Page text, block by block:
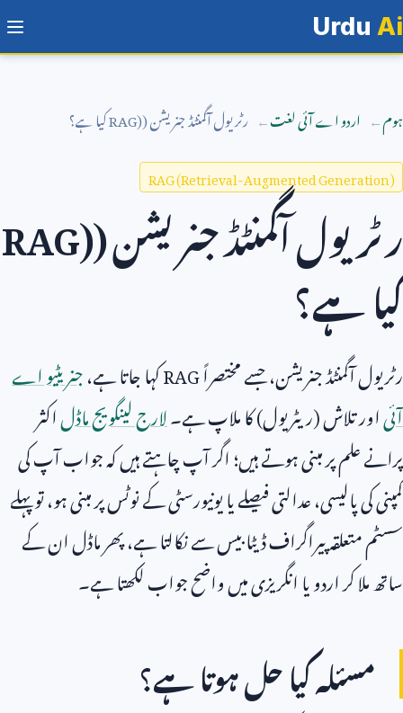
Urdu Ai
ہوم اردو اے آئی لغت رٹریول آگمنٹڈ جنریشن (RAG)کیا ہے؟
RAG (Retrieval-Augmented Generation)
رٹریول آگمنٹڈ جنریشن (RAG)
کیا ہے؟
رٹریول آگمنٹڈ جنریشن، جسے مختصراًRAGکہا جاتا ہے،جنریٹیو اے
آئیاور تلاش (ریٹریول) کا ملاپ ہے۔لارج لینگویج ماڈلاکثر
پرانے علم پر مبنی ہوتے ہیں؛ اگر آپ چاہتے ہیں کہ جواب آپ کی
کمپنی کی پالیسی، عدالتی فیصلے یا یونیورسٹی کے نوٹس پر مبنی ہو، تو پہلے
سسٹم متعلقہ پیراگراف ڈیٹا بیس سے نکالتا ہے، پھر ماڈل ان کے
ساتھ ملا کر اردو یا انگریزی میں واضح جواب لکھتا ہے۔
مسئلہ کیا حل ہوتا ہے؟